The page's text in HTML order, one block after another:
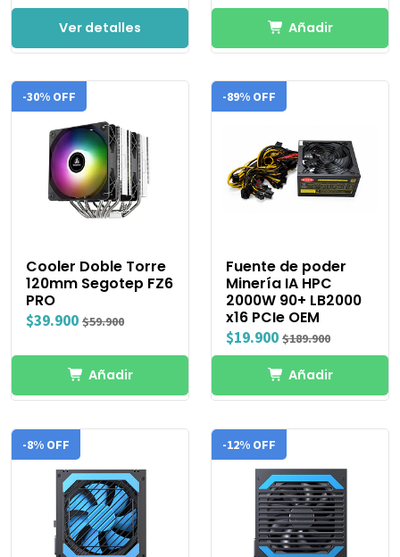
Ver detalles Añadir
-30% OFF
Cooler Doble Torre
120mm Segotep FZ6
PRO
$39.900 $59.900
Añadir
-89% OFF
Fuente de poder
Minería IA HPC
2000W 90+ LB2000
x16 PCIe OEM
$19.900 $189.900
Añadir
-8% OFF -12% OFF